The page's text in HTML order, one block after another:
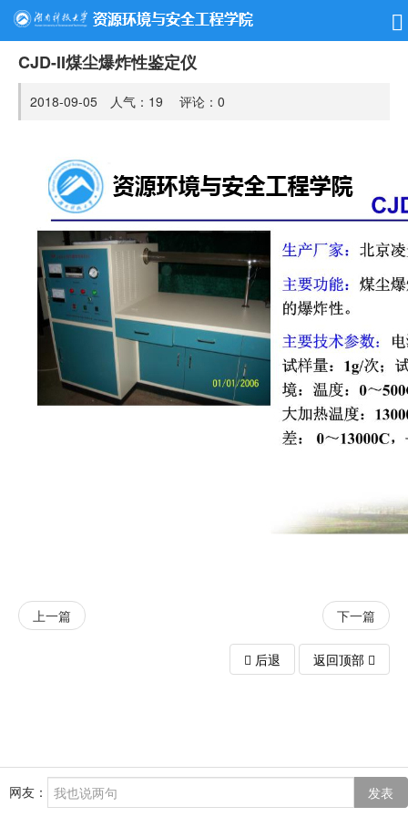
CJD-II煤尘爆炸性鉴定仪
2018-09-05 人气： 19 评论： 0
上一篇 下一篇
后退 返回顶部
网友： 发表